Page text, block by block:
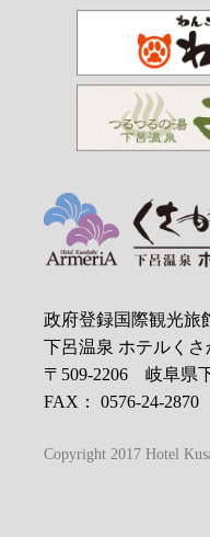
政府登録国際観光
下呂温泉 ホテルく
〒509-2206 岐阜県
FAX： 0576-24-2870
Copyright 2017 Hotel